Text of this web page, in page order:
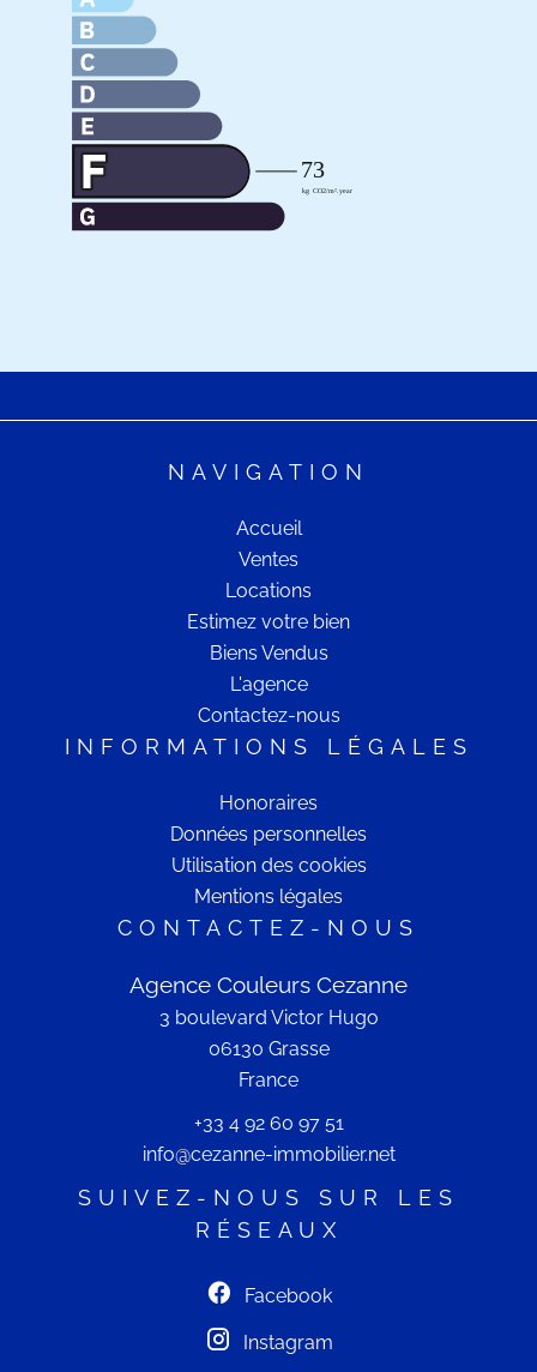
NAVIGATION
Accueil
Ventes
Locations
Estimez votre bien
Biens Vendus
L'agence
Contactez-nous
INFORMATIONS LÉGALES
Honoraires
Données personnelles
Utilisation des cookies
Mentions légales
CONTACTEZ-NOUS
Agence Couleurs Cezanne
3 boulevard Victor Hugo
06130 Grasse
France
+33 4 92 60 97 51
info@cezanne-immobilier.net
SUIVEZ-NOUS SUR LES
RÉSEAUX
Facebook
Instagram